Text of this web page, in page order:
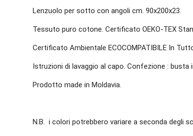
Lenzuolo per sotto con angoli cm. 90x200x23.
Tessuto puro cotone. Certificato OEKO-TEX
Certificato Ambientale ECOCOMPATIBILE In
Istruzioni di lavaggio al capo. Confezione :
Prodotto made in Moldavia.
N.B. i colori potrebbero variare a seconda degli